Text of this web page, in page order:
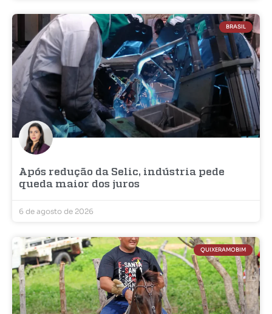
BRASIL
Após redução da Selic, indústria pede
queda maior dos juros
6 de agosto de 2026
QUIXERAMOBIM